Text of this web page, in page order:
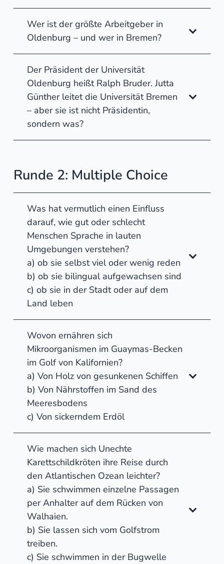
Wer ist der größte Arbeitgeber in
Oldenburg – und wer in Bremen?
Der Präsident der Universität
Oldenburg heißt Ralph Bruder. Jutta
Günther leitet die Universität Bremen
– aber sie ist nicht Präsidentin,
sondern was?
Runde 2: Multiple Choice
Was hat vermutlich einen Einfluss
darauf, wie gut oder schlecht
Menschen Sprache in lauten
Umgebungen verstehen?
a) ob sie selbst viel oder wenig reden
b) ob sie bilingual aufgewachsen sind
c) ob sie in der Stadt oder auf dem
Land leben
Wovon ernähren sich
Mikroorganismen im Guaymas-Becken
im Golf von Kalifornien?
a) Von Holz von gesunkenen Schiffen
b) Von Nährstoffen im Sand des
Meeresbodens
c) Von sickerndem Erdöl
Wie machen sich Unechte
Karettschildkröten ihre Reise durch
den Atlantischen Ozean leichter?
a) Sie schwimmen einzelne Passagen
per Anhalter auf dem Rücken von
Walhaien.
b) Sie lassen sich vom Golfstrom
treiben.
c) Sie schwimmen in der Bugwelle